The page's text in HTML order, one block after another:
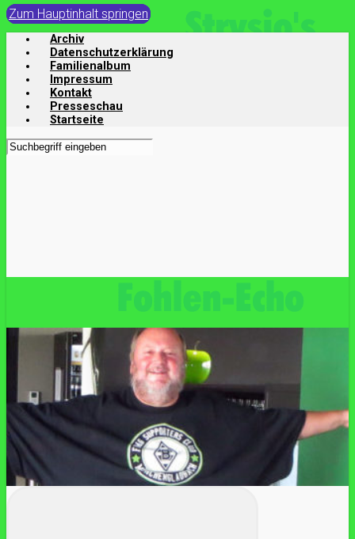
Zum Hauptinhalt springen
Archiv
Datenschutzerklärung
Familienalbum
Impressum
Kontakt
Presseschau
Startseite